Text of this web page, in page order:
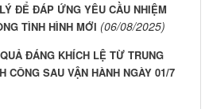
ĐỂ ĐÁP ỨNG YÊU CẦU NHIỆM
TÌNH HÌNH MỚI (06/08/2025)
ĐÁNG KHÍCH LỆ TỪ TRUNG
CÔNG SAU VẬN HÀNH NGÀY 01/7